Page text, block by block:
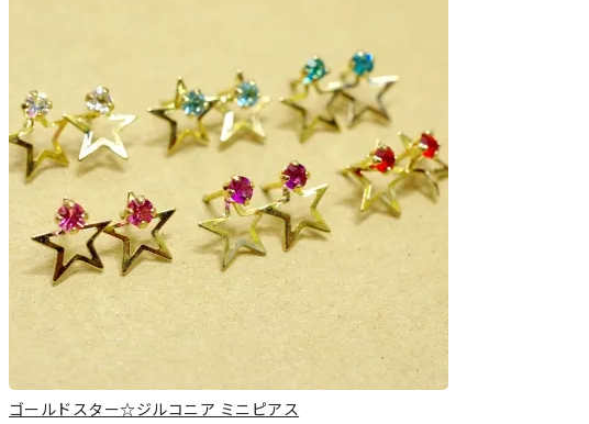
ゴールドスター☆ジルコニア ミニピアス